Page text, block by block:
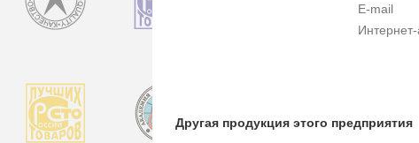
E-mail
Другая продукция этого предприятия